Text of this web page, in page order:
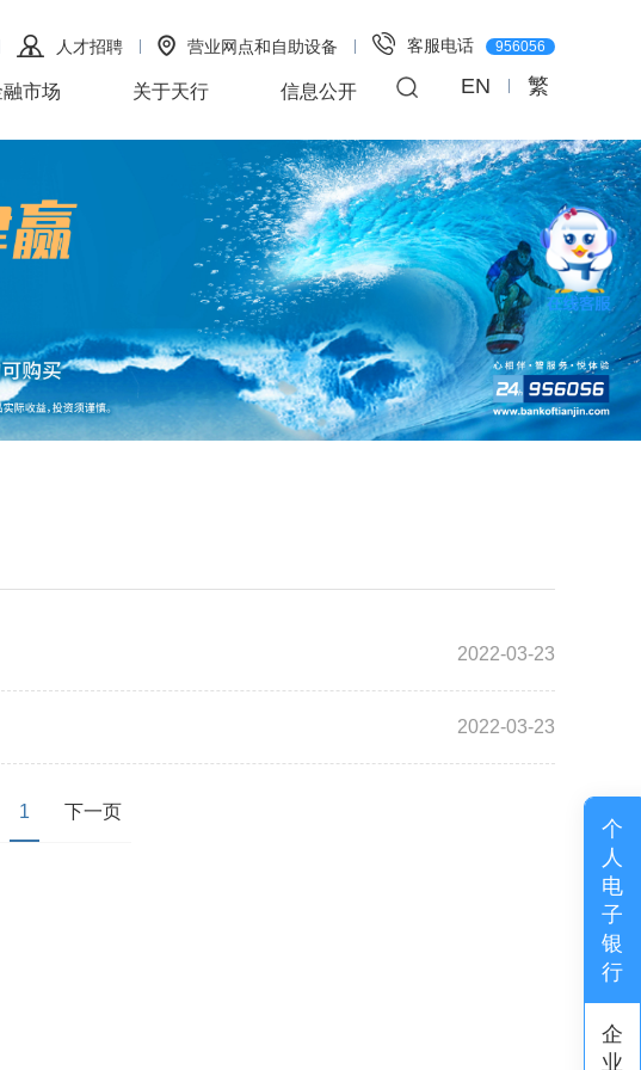
人才招聘 营业网点和自助设备 客服电话 956056
EN 繁
市场 关于天行 信息公开
个
人
电
子
银
行
企
业
2022-03-23
2022-03-23
1 下一页